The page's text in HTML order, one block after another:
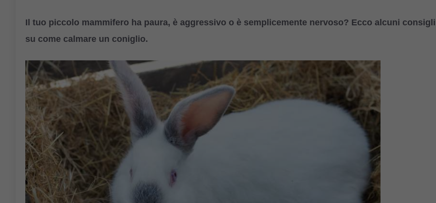
Il tuo piccolo mammifero ha paura, è aggressivo o è semplicemente nervoso? Ecco alcuni consigli
su come calmare un coniglio.